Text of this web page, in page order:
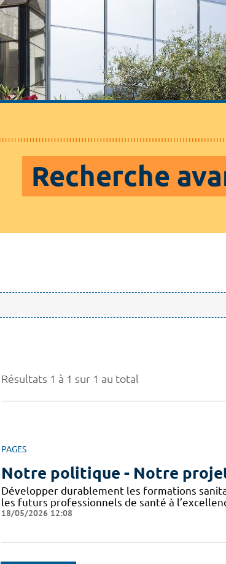
Recherche
Résultats 1 à 1 sur 1 au total
PAGES
Notre politique - Notre
Développer durablement les formations
les futurs professionnels de santé à
18/05/2026 12:08